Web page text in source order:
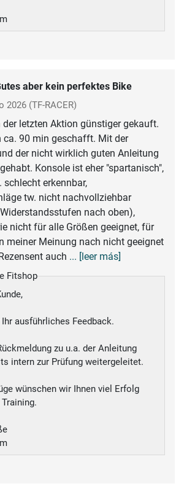
aber kein perfektes Bike
2026 (TF-RACER)
der letzten Aktion günstiger gekauft.
ca. 90 min geschafft. Mit der
der nicht wirklich guten Anleitung
Konsole ist eher "spartanisch",
erkennbar,
tw. nicht nachvollziehbar
nach oben),
nicht für alle Größen geeignet, für
meiner Meinung nach nicht geeignet
auch ... [leer más]
Fitshop
ausführliches Feedback.
zu u.a. der Anleitung
intern zur Prüfung weitergeleitet.
wünschen wir Ihnen viel Erfolg